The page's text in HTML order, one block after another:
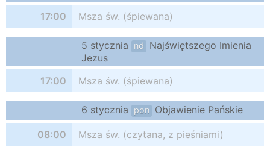
17:00
Msza św. (śpiewana)
5 stycznia nd
Najświętszego Imienia
Jezus
17:00
Msza św. (śpiewana)
6 stycznia pon Objawienie Pańskie
08:00 Msza św. (czytana, z pieśniami)